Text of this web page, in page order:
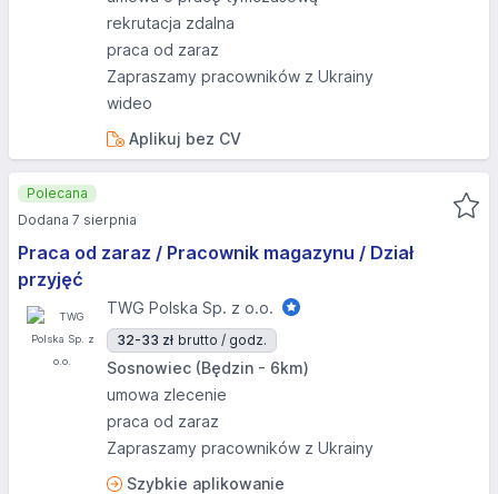
rekrutacja zdalna
praca od zaraz
Zapraszamy pracowników z Ukrainy
wideo
Aplikuj bez CV
Praca od zaraz / Pracownik magazynu / Dział
przyjęć
TWG Polska Sp. z o.o.
32-33 zł brutto / godz.
Sosnowiec (Będzin - 6km)
umowa zlecenie
praca od zaraz
Zapraszamy pracowników z Ukrainy
Szybkie aplikowanie
Polecana
Dodana 7 sierpnia